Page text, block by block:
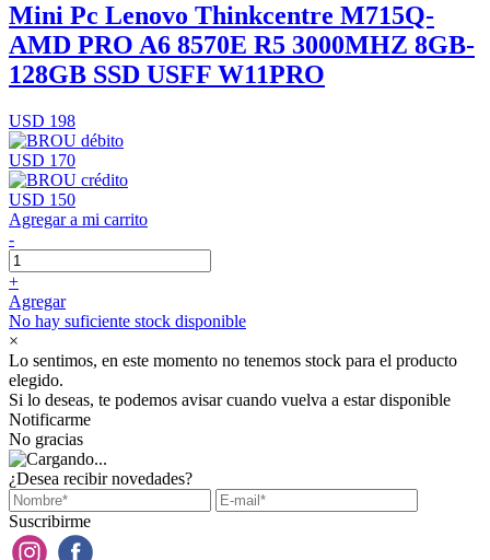
Mini Pc Lenovo Thinkcentre M715Q-
AMD PRO A6 8570E R5 3000MHZ 8GB-
128GB SSD USFF W11PRO
USD 198
USD 170
USD 150
Agregar a mi carrito
-
+
Agregar
No hay suficiente stock disponible
×
Lo sentimos, en este momento no tenemos stock para el producto
elegido.
Si lo deseas, te podemos avisar cuando vuelva a estar disponible
Notificarme
No gracias
¿Desea recibir novedades?
Suscribirme